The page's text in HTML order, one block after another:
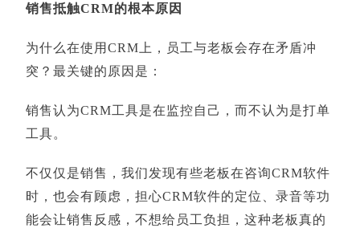
销售抵触CRM的根本原因
为什么在使用CRM上，员工与老板会存在矛盾冲
突？最关键的原因是：
销售认为CRM工具是在监控自己，而不认为是打单
工具。
不仅仅是销售，我们发现有些老板在咨询CRM软件
时，也会有顾虑，担心CRM软件的定位、录音等功
能会让销售反感，不想给员工负担，这种老板真的